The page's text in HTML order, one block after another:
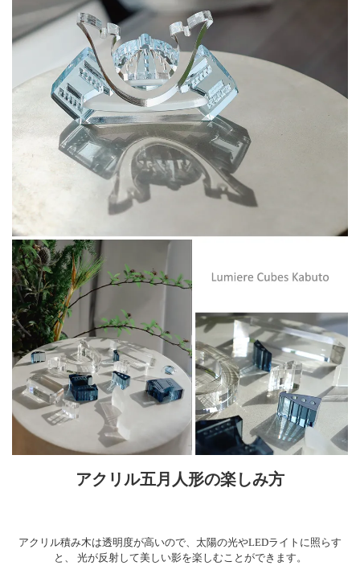
アクリル五月人形の楽しみ方
アクリル積み木は透明度が高いので、太陽の光やLEDライトに照らす
と、
光が反射して美しい影を楽しむことができます。